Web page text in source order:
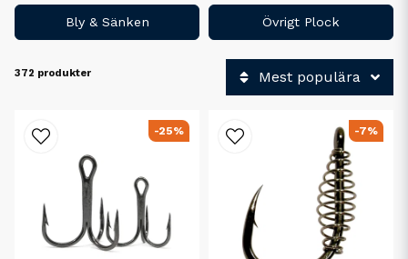
Bly & Sänken Övrigt Plock
372 produkter Mest populära
-25% -7%